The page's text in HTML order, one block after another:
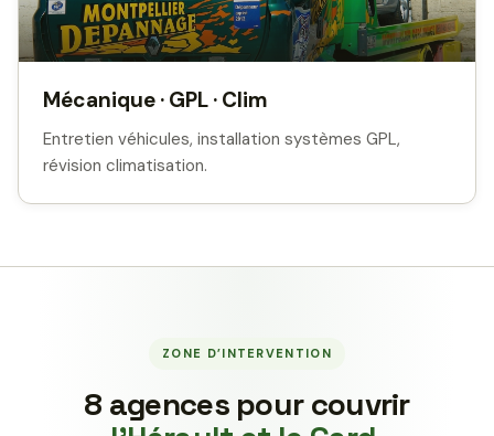
Mécanique · GPL · Clim
Entretien véhicules, installation systèmes GPL,
révision climatisation.
ZONE D’INTERVENTION
8 agences pour couvrir